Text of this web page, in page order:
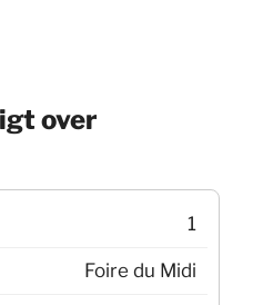
over
1
Foire du Midi